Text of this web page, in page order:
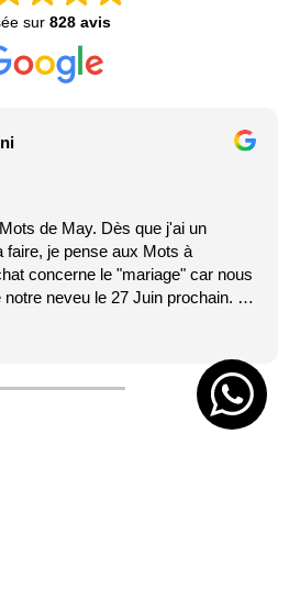
sur 828 avis
de May. Dès que j'ai un
faire, je pense aux Mots à
concerne le "mariage" car nous
neveu le 27 Juin prochain. Je